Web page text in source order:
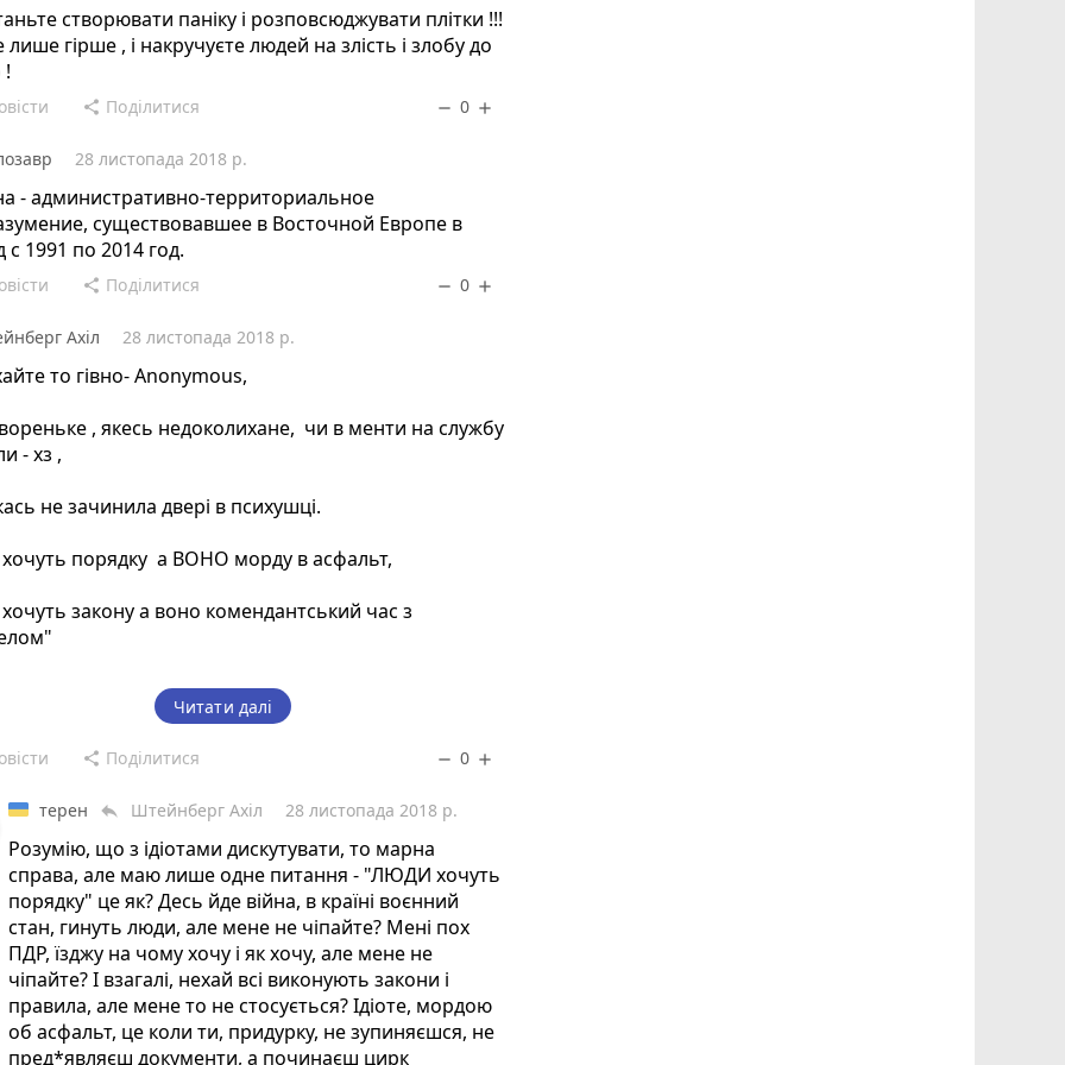
створювати паніку і розповсюджувати плітки !!!
лише гірше , і накручуєте людей на злість і злобу до
!
share Поділитися remove 0 add
28 листопада 2018 р.
- административно-территориальное
существовавшее в Восточной Европе в
с 1991 по 2014 год.
share Поділитися remove 0 add
Ахіл 28 листопада 2018 р.
то гівно- Anonymous,
, якесь недоколихане, чи в менти на службу
- хз ,
не зачинила двері в психушці.
порядку а ВОНО морду в асфальт,
закону а воно комендантський час з
бидлом вступати в полеміку , себе не поважати
Читати далі
share Поділитися remove 0 add
терен reply Штейнберг Ахіл 28 листопада 2018 р.
Розумію, що з ідіотами дискутувати, то марна
справа, але маю лише одне питання - "ЛЮДИ хочуть
порядку" це як? Десь йде війна, в країні воєнний
стан, гинуть люди, але мене не чіпайте? Мені пох
ПДР, їзджу на чому хочу і як хочу, але мене не
чіпайте? І взагалі, нехай всі виконують закони і
правила, але мене то не стосується? Ідіоте, мордою
об асфальт, це коли ти, придурку, не зупиняєшся, не
пред*являєш документи, а починаєш цирк